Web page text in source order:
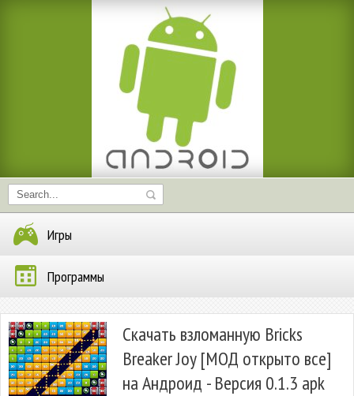
Игры
Программы
Скачать взломанную Bricks
Breaker Joy [МОД открыто все]
на Андроид - Версия 0.1.3 apk